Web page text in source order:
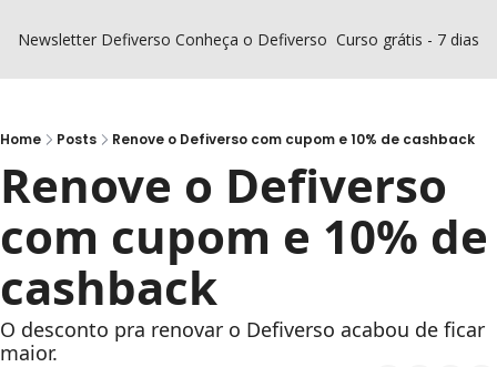
Newsletter Defiverso Conheça o Defiverso Curso grátis - 7 dias
Home Posts Renove o Defiverso com cupom e 10% de cashback
Renove o Defiverso
com cupom e 10% de
cashback
O desconto pra renovar o Defiverso acabou de ficar
maior.